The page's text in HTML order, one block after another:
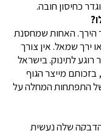
הירך. האחות שמחסנת
ירך שמאל. אין צורך
לתינוק. בישראל
בזכותם מייצר הגוף
של התפתחות המחלה על
שלה נעשית